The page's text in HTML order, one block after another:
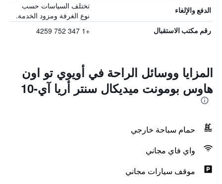
الدفع والإلغاء
تختلف السياسات حسب
نوع الغرفة ومزود الخدمة.
رقم مكتب الاستقبال +1 347 752 4259
المزايا ووسائل الراحة في أويوي تو اون
هاوس بومونت ميديكال سنتر أريا آي-10
حمام سباحة خارجي
واي فاي مجاني
موقف سيارات مجاني